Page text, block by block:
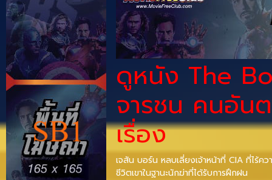
ดูหนัง The
จารชน คนอัน
เรื่อง
เจสัน บอร์น หลบเลี่ยงเจ้าหน้าที่ CIA ที่ไร้ค
ชีวิตเขาในฐานะนักฆ่าที่ได้รับการฝึกฝน